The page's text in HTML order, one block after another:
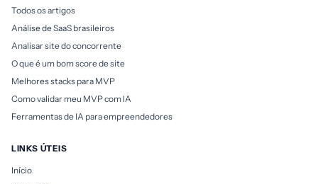
Todos os artigos
Análise de SaaS brasileiros
Analisar site do concorrente
O que é um bom score de site
Melhores stacks para MVP
Como validar meu MVP com IA
Ferramentas de IA para empreendedores
LINKS ÚTEIS
Início